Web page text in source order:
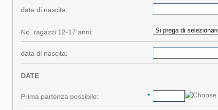
data di nascita:
No. ragazzi 12-17 anni:
data di nascita:
DATE
*
Prima partenza possibile: